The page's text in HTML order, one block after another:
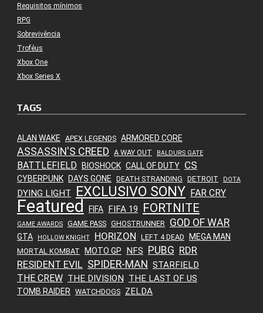
Requisitos mínimos
RPG
Sobrevivência
Troféus
Xbox One
Xbox Series X
TAGS
ALAN WAKE APEX LEGENDS ARMORED CORE
ASSASSIN'S CREED A WAY OUT BALDURS GATE
BATTLEFIELD BIOSHOCK CALL OF DUTY CS
CYBERPUNK DAYS GONE DEATH STRANDING DETROIT DOTA
DYING LIGHT EXCLUSIVO SONY FAR CRY
Featured FIFA FIFA 19 FORTNITE
GAME AWARDS GAME PASS GHOSTRUNNER GOD OF WAR
GTA HOLLOW KNIGHT HORIZON LEFT 4 DEAD MEGA MAN
MORTAL KOMBAT MOTO GP NFS PUBG RDR
RESIDENT EVIL SPIDER-MAN STARFIELD
THE CREW THE DIVISION THE LAST OF US
TOMB RAIDER WATCHDOGS ZELDA